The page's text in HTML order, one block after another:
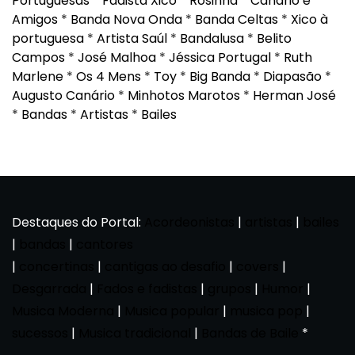
Amigos * Banda Nova Onda * Banda Celtas * Xico à
portuguesa * Artista Saúl * Bandalusa * Belito
Campos * José Malhoa * Jéssica Portugal * Ruth
Marlene * Os 4 Mens * Toy * Big Banda * Diapasão *
Augusto Canário * Minhotos Marotos * Herman José
* Bandas * Artistas * Bailes
Destaques do Portal: | |
|
|
|
| |
|
| | |
|
| |
|
| | *